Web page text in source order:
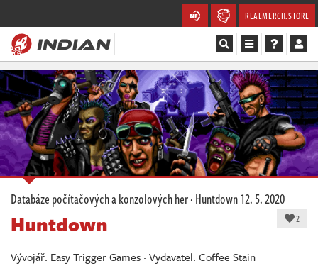
REALMERCH.STORE
Magazín
Recenze
Videa
Soutěže
Databáze
Komunita
Databáze počítačových a konzolových her·Huntdown12. 5. 2020
2
Huntdown
Vývojář: Easy Trigger Games · Vydavatel: Coffee Stain